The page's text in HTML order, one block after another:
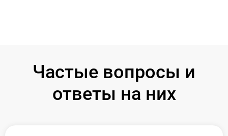
Частые вопросы и
ответы на них